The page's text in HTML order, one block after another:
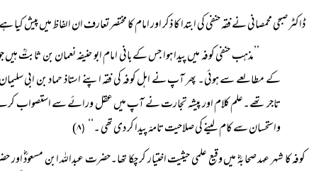
ڈاکٹر صبحی محمصانی نے فقہ حنفی کی ابتدا کا ذکر اور امام کا مختصر تعارف ان الفاظ میں پیش کیا ہے
’’مذہب حنفی کوفہ میں پیدا ہوا جس کے بانی امام ابو حنیفہ نعمان بن
کے مطالعے سے ہوئی۔ پھر آپ نے اہل کوفہ کی فقہ اپنے استاذ حماد بن ابی سلیمان
تاجر تھے۔علم کلام اور پیشہ تجارت نے آپ میں عقل ورائے سے استصواب کرنے
واستحسان سے کام لینے کی صلاحیت تامہّ پیدا کر دی تھی ۔‘‘ (۸)